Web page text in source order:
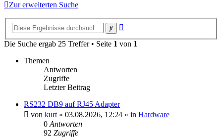
Zur erweiterten Suche
Suche
Die Suche ergab 25 Treffer • Seite 1 von 1
Themen
Antworten
Zugriffe
Letzter Beitrag
RS232 DB9 auf RJ45 Adapter
von kurt » 03.08.2026, 12:24 » in Hardware
0 Antworten
92 Zugriffe